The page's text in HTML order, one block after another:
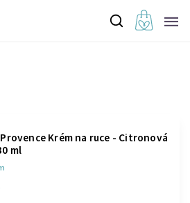
Krém na ruce - Citronová
ml